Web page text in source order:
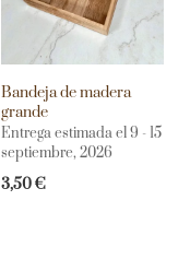
Bandeja de madera
grande
Entrega estimada el 9 - 15
septiembre, 2026
3,50€